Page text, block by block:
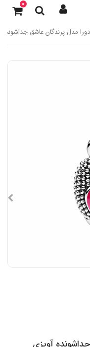
0
مدل پرندگان عاشق
آویزی